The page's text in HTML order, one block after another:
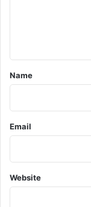
*
Name
Email
Website